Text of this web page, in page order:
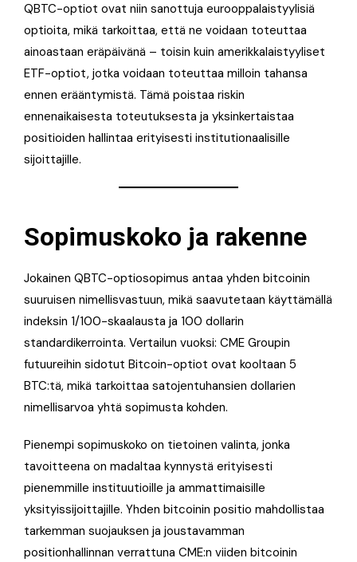
QBTC-optiot ovat niin sanottuja eurooppalaistyylisiä
optioita, mikä tarkoittaa, että ne voidaan toteuttaa
ainoastaan eräpäivänä – toisin kuin amerikkalaistyyliset
ETF-optiot, jotka voidaan toteuttaa milloin tahansa
ennen erääntymistä. Tämä poistaa riskin
ennenaikaisesta toteutuksesta ja yksinkertaistaa
positioiden hallintaa erityisesti institutionaalisille
sijoittajille.
Sopimuskoko ja rakenne
Jokainen QBTC-optiosopimus antaa yhden bitcoinin
suuruisen nimellisvastuun, mikä saavutetaan käyttämällä
indeksin 1/100-skaalausta ja 100 dollarin
standardikerrointa. Vertailun vuoksi: CME Groupin
futuureihin sidotut Bitcoin-optiot ovat kooltaan 5
BTC:tä, mikä tarkoittaa satojentuhansien dollarien
nimellisarvoa yhtä sopimusta kohden.
Pienempi sopimuskoko on tietoinen valinta, jonka
tavoitteena on madaltaa kynnystä erityisesti
pienemmille instituutioille ja ammattimaisille
yksityissijoittajille. Yhden bitcoinin positio mahdollistaa
tarkemman suojauksen ja joustavamman
positionhallinnan verrattuna CME:n viiden bitcoinin